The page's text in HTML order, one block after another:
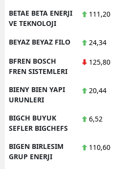
BETAE BETA ENERJI
VE TEKNOLOJI
111,20
BEYAZ BEYAZ FILO 24,34
BFREN BOSCH
FREN SISTEMLERI
125,80
BIENY BIEN YAPI
URUNLERI
20,44
BIGCH BUYUK
SEFLER BIGCHEFS
6,52
BIGEN BIRLESIM
GRUP ENERJI
110,60